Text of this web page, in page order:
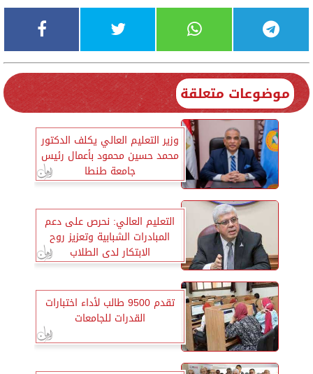
موضوعات متعلقة
وزير التعليم العالي يكلف الدكتور
محمد حسين محمود بأعمال رئيس
جامعة طنطا
التعليم العالي: نحرص على دعم
المبادرات الشبابية وتعزيز روح
الابتكار لدى الطلاب
تقدم 9500 طالب لأداء اختبارات
القدرات للجامعات